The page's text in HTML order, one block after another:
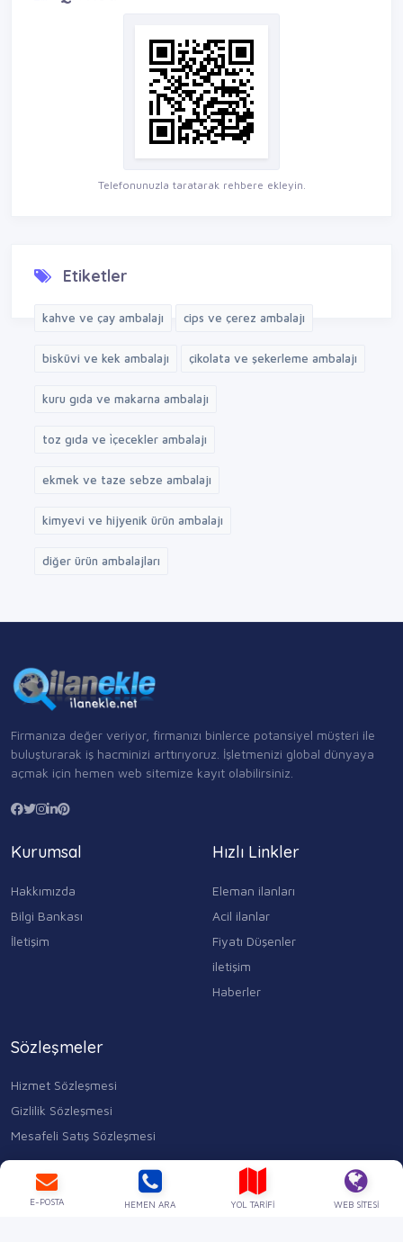
Telefonunuzla taratarak rehbere ekleyin.
Etiketler
kahve ve çay ambalajı cips ve çerez ambalajı
bisküvi ve kek ambalajı çikolata ve şekerleme ambalajı
kuru gıda ve makarna ambalajı
toz gıda ve i̇çecekler ambalajı
ekmek ve taze sebze ambalajı
kimyevi ve hijyenik ürün ambalajı
diğer ürün ambalajları
Firmanıza değer veriyor, firmanızı binlerce potansiyel müşteri ile
buluşturarak iş hacminizi arttırıyoruz. İşletmenizi global dünyaya
açmak için hemen web sitemize kayıt olabilirsiniz.
Kurumsal
Hakkımızda
Bilgi Bankası
İletişim
Hızlı Linkler
Eleman ilanları
Acil ilanlar
Fiyatı Düşenler
iletişim
Haberler
Sözleşmeler
Hizmet Sözleşmesi
Gizlilik Sözleşmesi
Mesafeli Satış Sözleşmesi
Kocasinan Merkez, Mahmutbey Cd. No:353 D:1, 34400 Bahçelievler/
İstanbul
0543 315 17 84
E-POSTA HEMEN ARA YOL TARIFI WEB SITESI